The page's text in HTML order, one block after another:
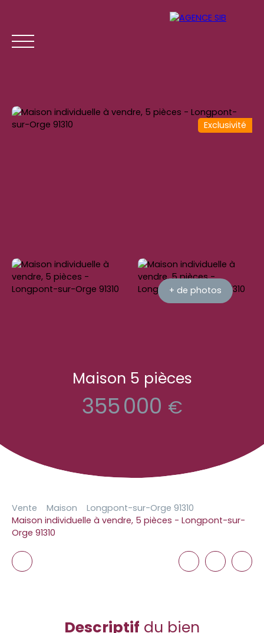
Exclusivité
+ de photos
Maison 5 pièces
355 000 €
Vente Maison
Longpont-sur-Orge 91310
Maison individuelle à vendre, 5 pièces - Longpont-sur-
Orge 91310
Descriptif du bien